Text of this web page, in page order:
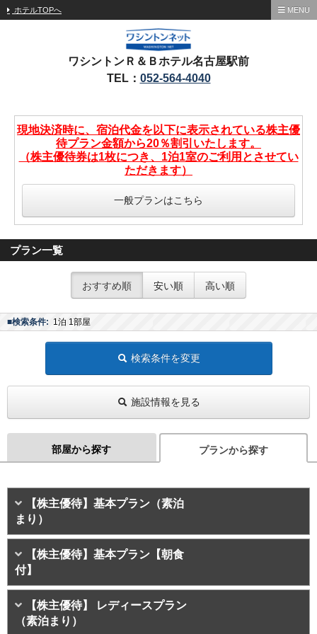
ホテルTOPへ MENU
ワシントンＲ＆Ｂホテル名古屋駅前
TEL： 052-564-4040
現地決済時に、宿泊代金を以下に表示されている株主優
待プラン金額から20％割引いたします。
（株主優待券は1枚につき、1泊1室のご利用とさせてい
ただきます）
一般プランはこちら
プラン一覧
おすすめ順 安い順 高い順
■検索条件: 1泊 1部屋
検索条件を変更
施設情報を見る
部屋から探す プランから探す
【株主優待】基本プラン（素泊
まり）
【株主優待】基本プラン【朝食
付】
【株主優待】 レディースプラン
（素泊まり）